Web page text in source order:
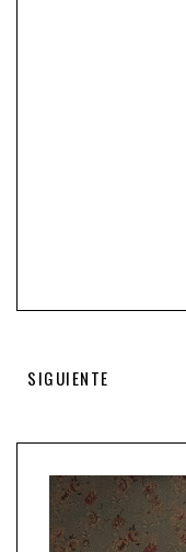
SIGUIENTE